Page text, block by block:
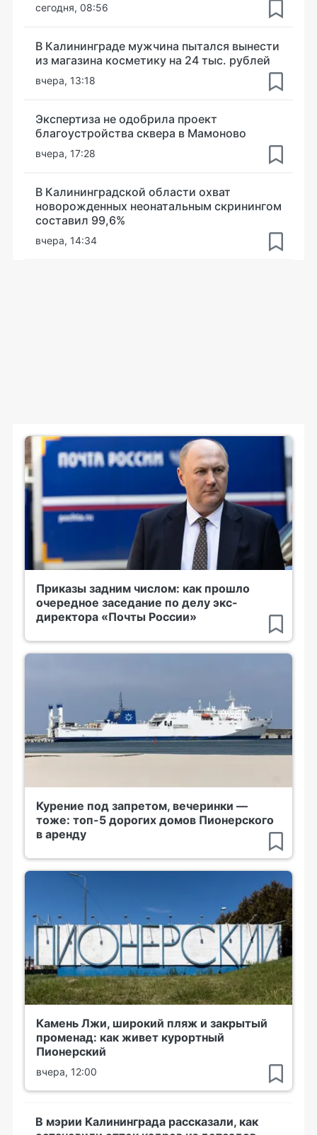
сегодня, 08:56
В Калининграде мужчина пытался вынести
из магазина косметику на 24 тыс. рублей
вчера, 13:18
Экспертиза не одобрила проект
благоустройства сквера в Мамоново
вчера, 17:28
В Калининградской области охват
новорожденных неонатальным скринингом
составил 99,6%
вчера, 14:34
Приказы задним числом: как прошло
очередное заседание по делу экс-
директора «Почты России»
Курение под запретом, вечеринки —
тоже: топ-5 дорогих домов Пионерского
в аренду
Камень Лжи, широкий пляж и закрытый
променад: как живет курортный
Пионерский
вчера, 12:00
В мэрии Калининграда рассказали, как